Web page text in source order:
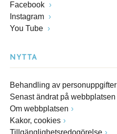
Facebook
Instagram
You Tube
NYTTA
Behandling av personuppgifter
Senast ändrat på webbplatsen
Om webbplatsen
Kakor, cookies
Tillgänglighetsredogörelse